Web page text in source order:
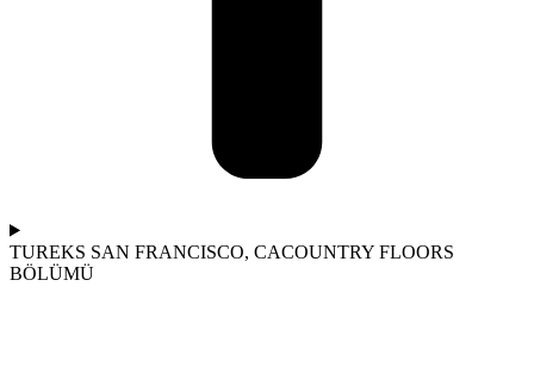
TUREKS SAN FRANCISCO, CACOUNTRY FLOORS
BÖLÜMÜ